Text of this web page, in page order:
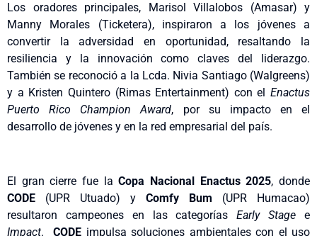
Los oradores principales, Marisol Villalobos (Amasar) y
Manny Morales (Ticketera), inspiraron a los jóvenes a
convertir la adversidad en oportunidad, resaltando la
resiliencia y la innovación como claves del liderazgo.
También se reconoció a la Lcda. Nivia Santiago (Walgreens)
y a Kristen Quintero (Rimas Entertainment) con el Enactus
Puerto Rico Champion Award, por su impacto en el
desarrollo de jóvenes y en la red empresarial del país.
El gran cierre fue laCopa Nacional Enactus 2025, donde
CODE (UPR Utuado) y Comfy Bum (UPR Humacao)
resultaron campeones en las categoríasEarly Stage e
Impact. CODE impulsa soluciones ambientales con el uso